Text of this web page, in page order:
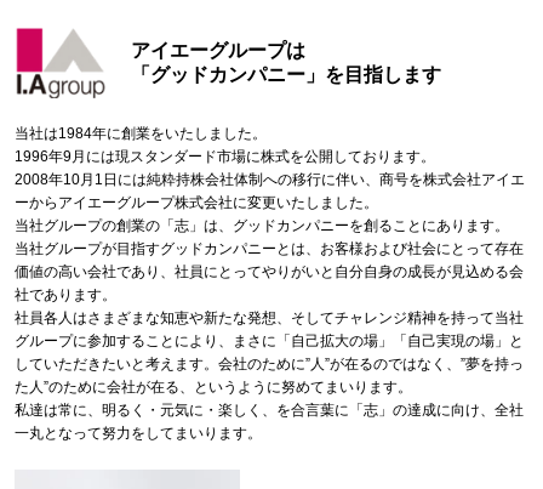
アイエーグループは
「グッドカンパニー」を目指します
当社は1984年に創業をいたしました。
1996年9月には現スタンダード市場に株式を公開しております。
2008年10月1日には純粋持株会社体制への移行に伴い、商号を株式会社アイエ
ーからアイエーグループ株式会社に変更いたしました。
当社グループの創業の「志」は、グッドカンパニーを創ることにあります。
当社グループが目指すグッドカンパニーとは、お客様および社会にとって存在
価値の高い会社であり、社員にとってやりがいと自分自身の成長が見込める会
社であります。
社員各人はさまざまな知恵や新たな発想、そしてチャレンジ精神を持って当社
グループに参加することにより、まさに「自己拡大の場」「自己実現の場」と
していただきたいと考えます。会社のために”人”が在るのではなく、”夢を持っ
た人”のために会社が在る、というように努めてまいります。
私達は常に、明るく・元気に・楽しく、を合言葉に「志」の達成に向け、全社
一丸となって努力をしてまいります。